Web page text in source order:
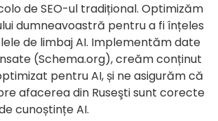
de SEO-ul tradițional. Optimizăm
dumneavoastră pentru a fi înțeles
de limbaj AI. Implementăm date
(Schema.org), creăm conținut
pentru AI, și ne asigurăm că
afacerea din Ruseşti sunt corecte
cunoștințe AI.